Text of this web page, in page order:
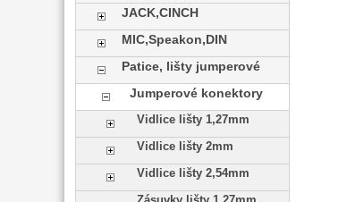
JACK,CINCH
MIC,Speakon,DIN
Patice, lišty jumperové
Jumperové konektory
Vidlice lišty 1,27mm
Vidlice lišty 2mm
Vidlice lišty 2,54mm